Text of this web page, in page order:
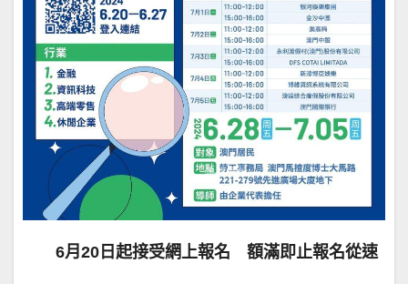
6月20日起接受網上報名 額滿即止報名從速